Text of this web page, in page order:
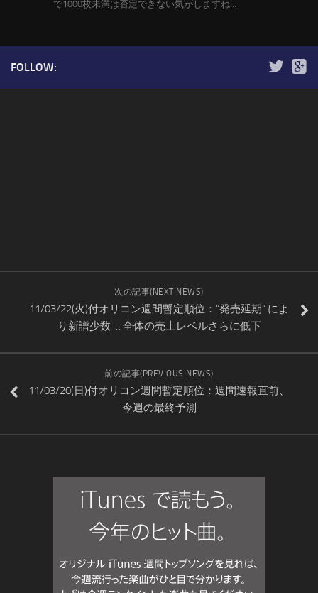
で1000枚未満は否定できない気がしますね…
FOLLOW:
次の記事(NEXT NEWS)
11/03/22(火)付オリコン週間暫定順位：”発売延期” によ
り新譜少数 … 全体の売上レベルさらに低下
前の記事(PREVIOUS NEWS)
11/03/20(日)付オリコン週間暫定順位：週間速報直前、
今週の最終予測